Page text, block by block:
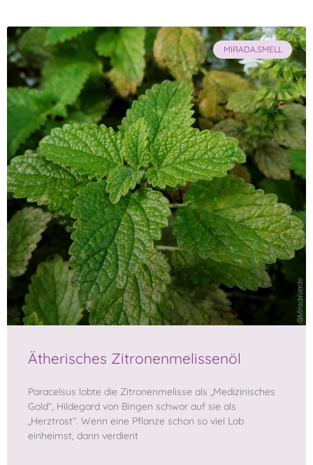
MIRADA.SMELL
Ätherisches Zitronenmelissenöl
Paracelsus lobte die Zitronenmelisse als „Medizinisches
Gold“, Hildegard von Bingen schwor auf sie als
„Herztrost“. Wenn eine Pflanze schon so viel Lob
einheimst, dann verdient